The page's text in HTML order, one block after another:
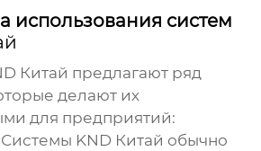
использования систем
Китай предлагают ряд
делают их
для предприятий:
Системы KND Китай обычно